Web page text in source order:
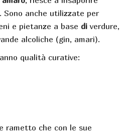
Sono anche utilizzate per
e pietanze a base di verdure,
alcoliche (gin, amari).
qualità curative:
rametto che con le sue